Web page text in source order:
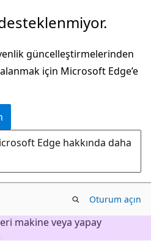
güncelleştirmelerinden
için Microsoft Edge’e
Edge hakkında daha
Oturum açın
makine veya yapay